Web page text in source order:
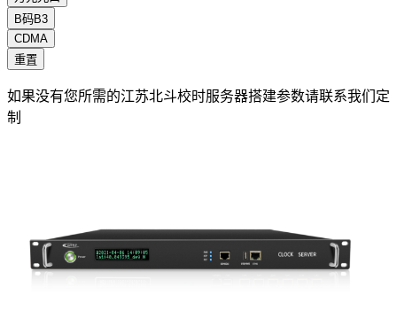
B码B3
CDMA
重置
如果没有您所需的江苏北斗校时服务器搭建参数请联系我们定
制